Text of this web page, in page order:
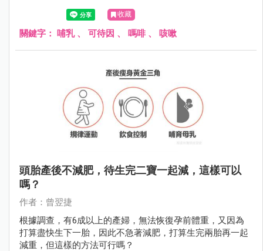
特拉嗎竇（ Tramadol ）的處方藥，以免造成兒童或嬰幼兒
呼吸抑制的風險。
收藏
關鍵字： 哺乳、 可待因 、 嗎啡、 咳嗽
頭胎產後不減肥，待生完二寶一起減，這樣可以
嗎？
作者：曾翌捷
根據調查，有6成以上的產婦，無法恢復孕前體重，又因為
打算盡快生下一胎，因此不急著減肥，打算生完兩胎再一起
減重，但這樣的方法可行嗎？